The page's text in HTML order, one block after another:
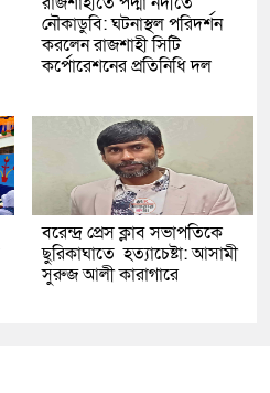
নৌকাডুবি: ঘটনাস্থল পরিদর্শন
করলেন রাজশাহী সিটি
কর্পোরেশনের প্রতিনিধি দল
বরেন্দ্র প্রেস ক্লাব সভাপতিকে
ছুরিকাঘাতে হত্যাচেষ্টা: আসামী
সুরুজ আলী কারাগারে